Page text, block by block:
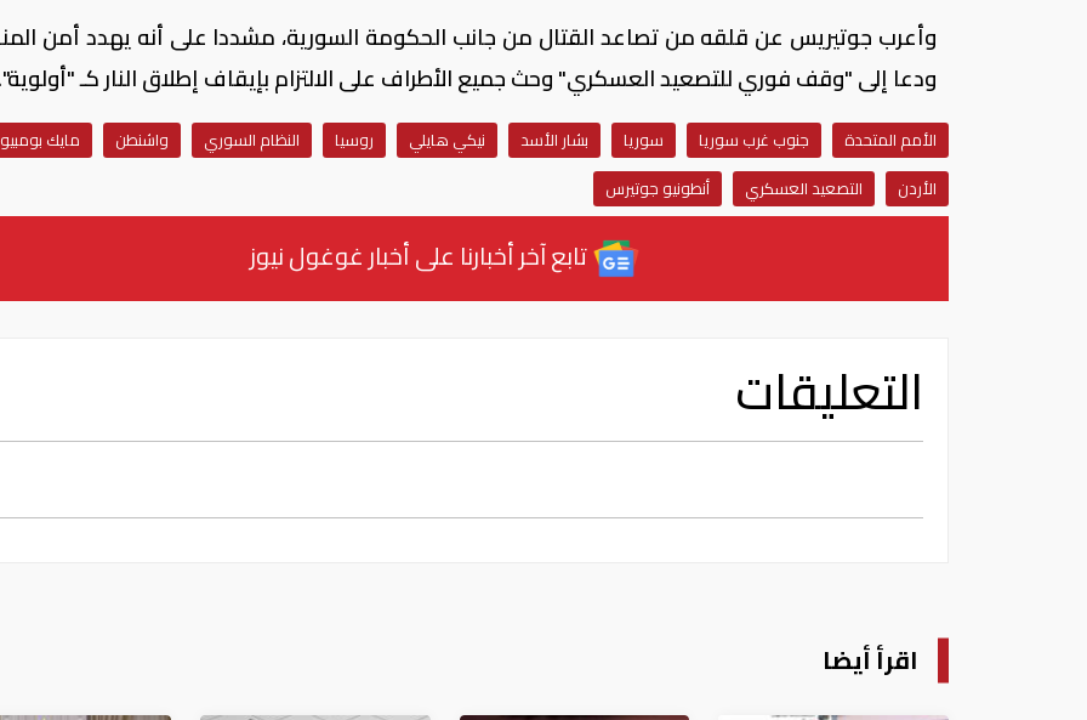
وأعرب جوتيريس عن قلقه من تصاعد القتال من جانب الحكومة السورية، مشددا على أنه يهدد أمن
ودعا إلى "وقف فوري للتصعيد العسكري" وحث جميع الأطراف على الالتزام بإيقاف إطلاق النار كـ
الأمم المتحدة جنوب غرب سوريا سوريا بشار الأسد نيكي هايلي روسيا النظام السوري واشنطن
مايك بومبيو
الأردن
التصعيد العسكري أنطونيو جوتيرس
تابع آخر أخبارنا على أخبار غوغول نيوز
التعليقات
اقرأ أيضا